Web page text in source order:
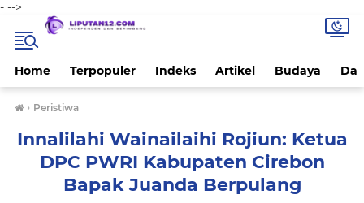
- -->
Home Terpopuler Indeks Artikel Budaya
› Peristiwa
Innalilahi Wainailaihi Rojiun: Ketua
DPC PWRI Kabupaten Cirebon
Bapak Juanda Berpulang